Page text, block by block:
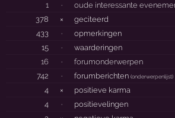
1
·
oude interessante
378
×
geciteerd
433
·
opmerkingen
15
·
waarderingen
16
·
forumonderwerpen
742
· forumberichten(onderwerpenlijst)
4 ×
positieve karma
4
·
positievelingen